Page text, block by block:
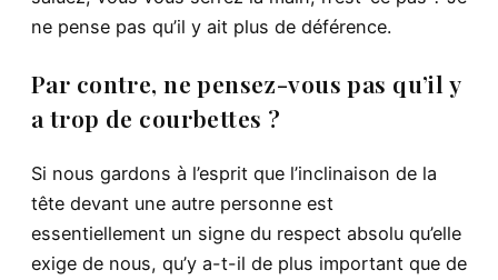
ne pense pas qu’il y ait plus de déférence.
Par contre, ne pensez-vous pas qu’il y
a trop de courbettes ?
Si nous gardons à l’esprit que l’inclinaison de la
tête devant une autre personne est
essentiellement un signe du respect absolu qu’elle
exige de nous, qu’y a-t-il de plus important que de